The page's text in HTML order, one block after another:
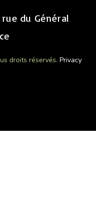
du Général
droits réservés. Privacy